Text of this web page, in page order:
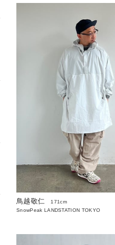
鳥越敬仁
171cm
SnowPeak LANDSTATION TOKYO